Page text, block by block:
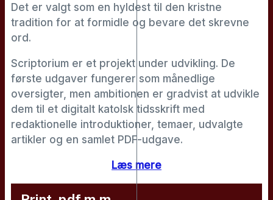
Det er valgt som en hyldest til den kristne
tradition for at formidle og bevare det skrevne
ord.
Scriptorium er et projekt under udvikling. De
første udgaver fungerer som månedlige
oversigter, men ambitionen er gradvist at udvikle
dem til et digitalt katolsk tidsskrift med
redaktionelle introduktioner, temaer, udvalgte
artikler og en samlet PDF-udgave.
Læs mere